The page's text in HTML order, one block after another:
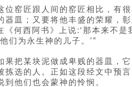
位窑匠跟人间的窑匠相比，有
器皿；又要将他丰盛的荣耀，
何西阿书》上说:‘那本来不
们为永生神的儿子。’”
果把某块泥做成卑贱的器皿，
拣选的人。正如这段经文中预
他们也会蒙神的怜悯。